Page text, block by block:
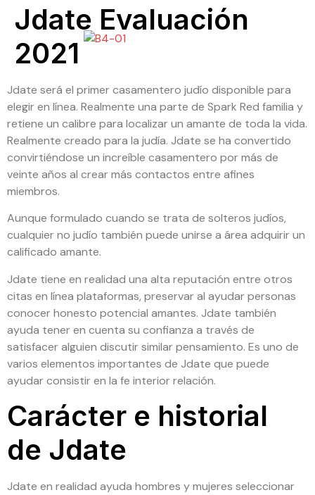
Jdate Evaluación
2021
Jdate será el primer casamentero judío disponible para
elegir en línea. Realmente una parte de Spark Red familia y
retiene un calibre para localizar un amante de toda la vida.
Realmente creado para la judía. Jdate se ha convertido
convirtiéndose un increíble casamentero por más de
veinte años al crear más contactos entre afines
miembros.
Aunque formulado cuando se trata de solteros judíos,
cualquier no judío también puede unirse a área adquirir un
calificado amante.
Jdate tiene en realidad una alta reputación entre otros
citas en línea plataformas, preservar al ayudar personas
conocer honesto potencial amantes. Jdate también
ayuda tener en cuenta su confianza a través de
satisfacer alguien discutir similar pensamiento. Es uno de
varios elementos importantes de Jdate que puede
ayudar consistir en la fe interior relación.
Carácter e historial
de Jdate
Jdate en realidad ayuda hombres y mujeres seleccionar